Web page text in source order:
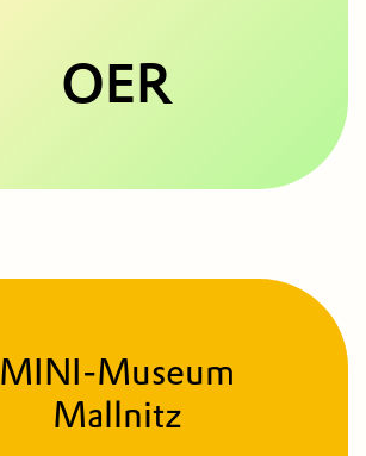
OER
MINI-Museum
Mallnitz